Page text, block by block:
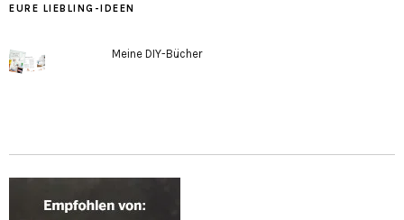
EURE LIEBLING-IDEEN
Meine DIY-Bücher